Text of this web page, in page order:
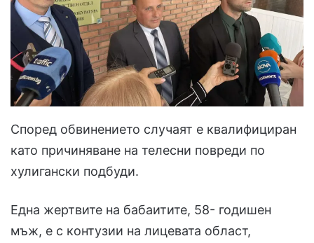
Според обвинението случаят е квалифициран
като причиняване на телесни повреди по
хулигански подбуди.
Една жертвите на бабаитите, 58- годишен
мъж, е с контузии на лицевата област,